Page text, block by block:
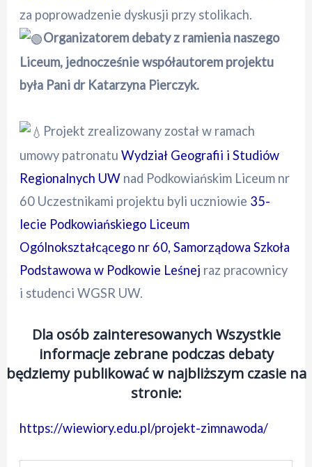
za poprowadzenie dyskusji przy stolikach.
Organizatorem debaty z ramienia naszego
Liceum, jednocześnie współautorem projektu
była Pani dr Katarzyna Pierczyk.
Projekt zrealizowany został w ramach
umowy patronatuWydział Geografii i Studiów
Regionalnych UW nad Podkowiańskim Liceum nr
60 Uczestnikami projektu byli uczniowie 35-
lecie Podkowiańskiego Liceum
Ogólnokształcącego nr 60, Samorządowa Szkoła
Podstawowa w Podkowie Leśnej raz pracownicy
i studenci WGSR UW.
Dla osób zainteresowanych Wszystkie
informacje zebrane podczas debaty
będziemy publikować w najbliższym czasie na
stronie:
https://wiewiory.edu.pl/projekt-zimnawoda/